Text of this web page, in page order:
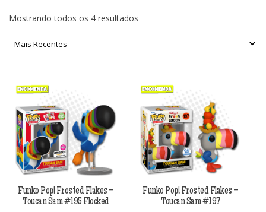
Mostrando todos os 4 resultados
Funko Pop! Frosted Flakes –
Toucan Sam #195 Flocked
Funko Pop! Frosted Flakes –
Toucan Sam #197